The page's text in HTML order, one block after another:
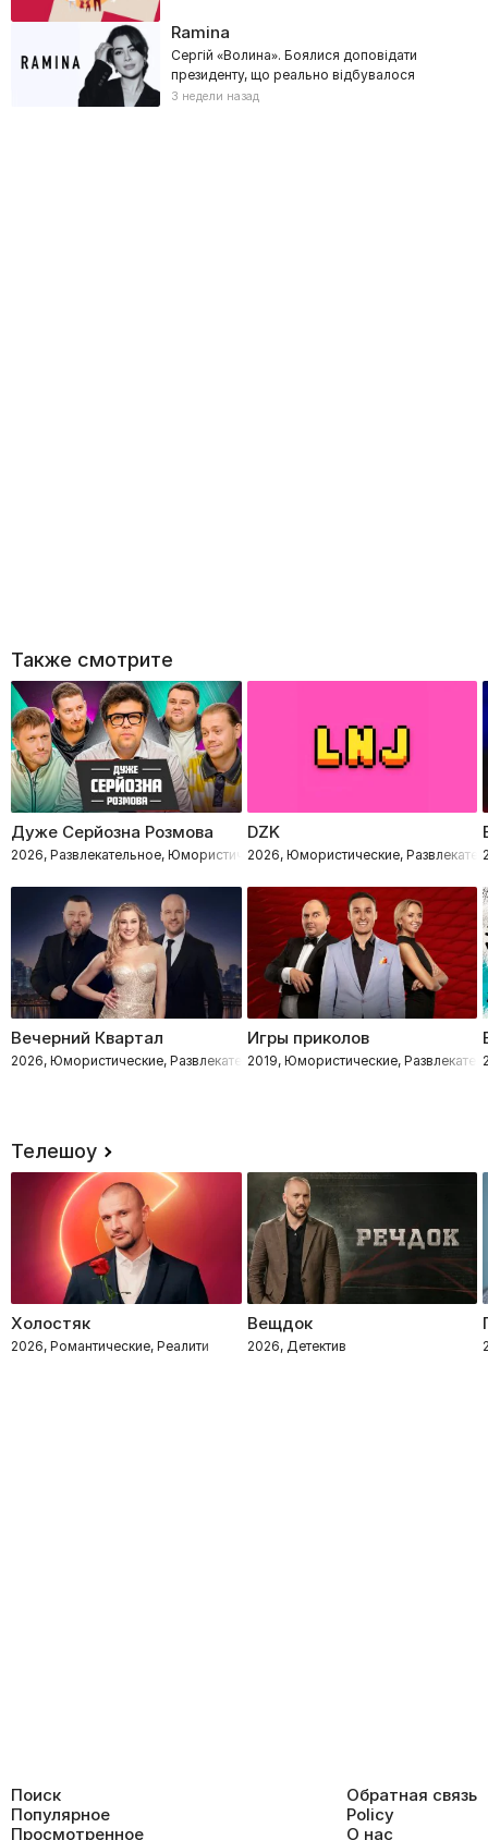
Ramina
Сергій «Волина». Боялися доповідати
президенту, що реально відбувалося
3 недели назад
Также смотрите
Дуже Серйозна Розмова
2026, Развлекательное, Юмористические, Импровизация
DZK
2026, Юмористические,
Вечерний Квартал
2026, Юмористические, Развлекательное
Игры приколов
2019, Юмористические,
Телешоу
Холостяк
2026, Романтические, Реалити
Вещдок
2026, Детектив
Поиск
Популярное
Просмотренное
Обратная связь
Policy
О нас